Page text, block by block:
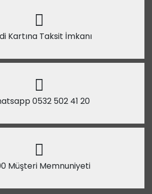
Kartına Taksit İmkanı
0532 502 41 20
Müşteri Memnuniyeti